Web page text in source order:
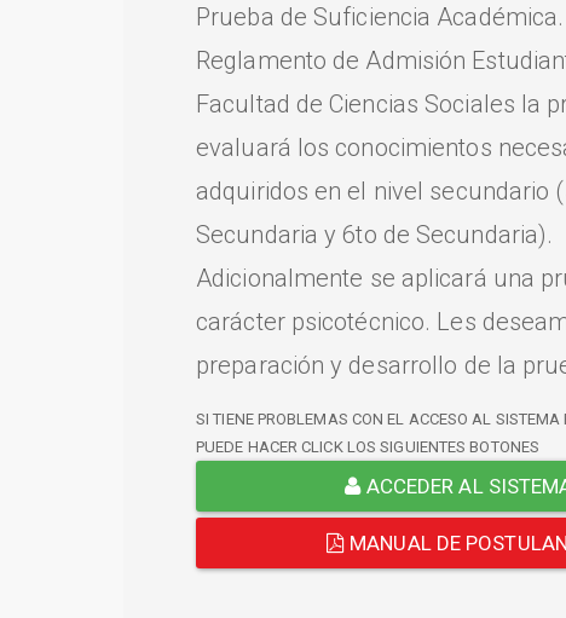
Prueba de Suficiencia
Reglamento de Admisión
Facultad de Ciencias Sociales la
evaluará los conocimientos
adquiridos en el nivel secundario
Secundaria y 6to de Secundaria).
Adicionalmente se aplicará una
carácter psicotécnico. Les
preparación y desarrollo de la
SI TIENE PROBLEMAS CON EL ACCESO AL SISTEMA
PUEDE HACER CLICK LOS SIGUIENTES BOTONES
ACCEDER AL
MANUAL DE